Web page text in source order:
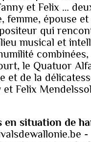
et Felix …
femme, épouse
qui
musical et
le Quatuor
et de la
Felix
en situation de